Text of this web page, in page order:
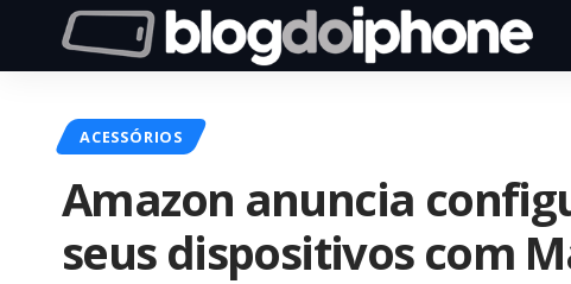
ACESSÓRIOS
Amazon anuncia
seus dispositivos com